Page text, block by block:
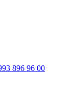
896 96 00